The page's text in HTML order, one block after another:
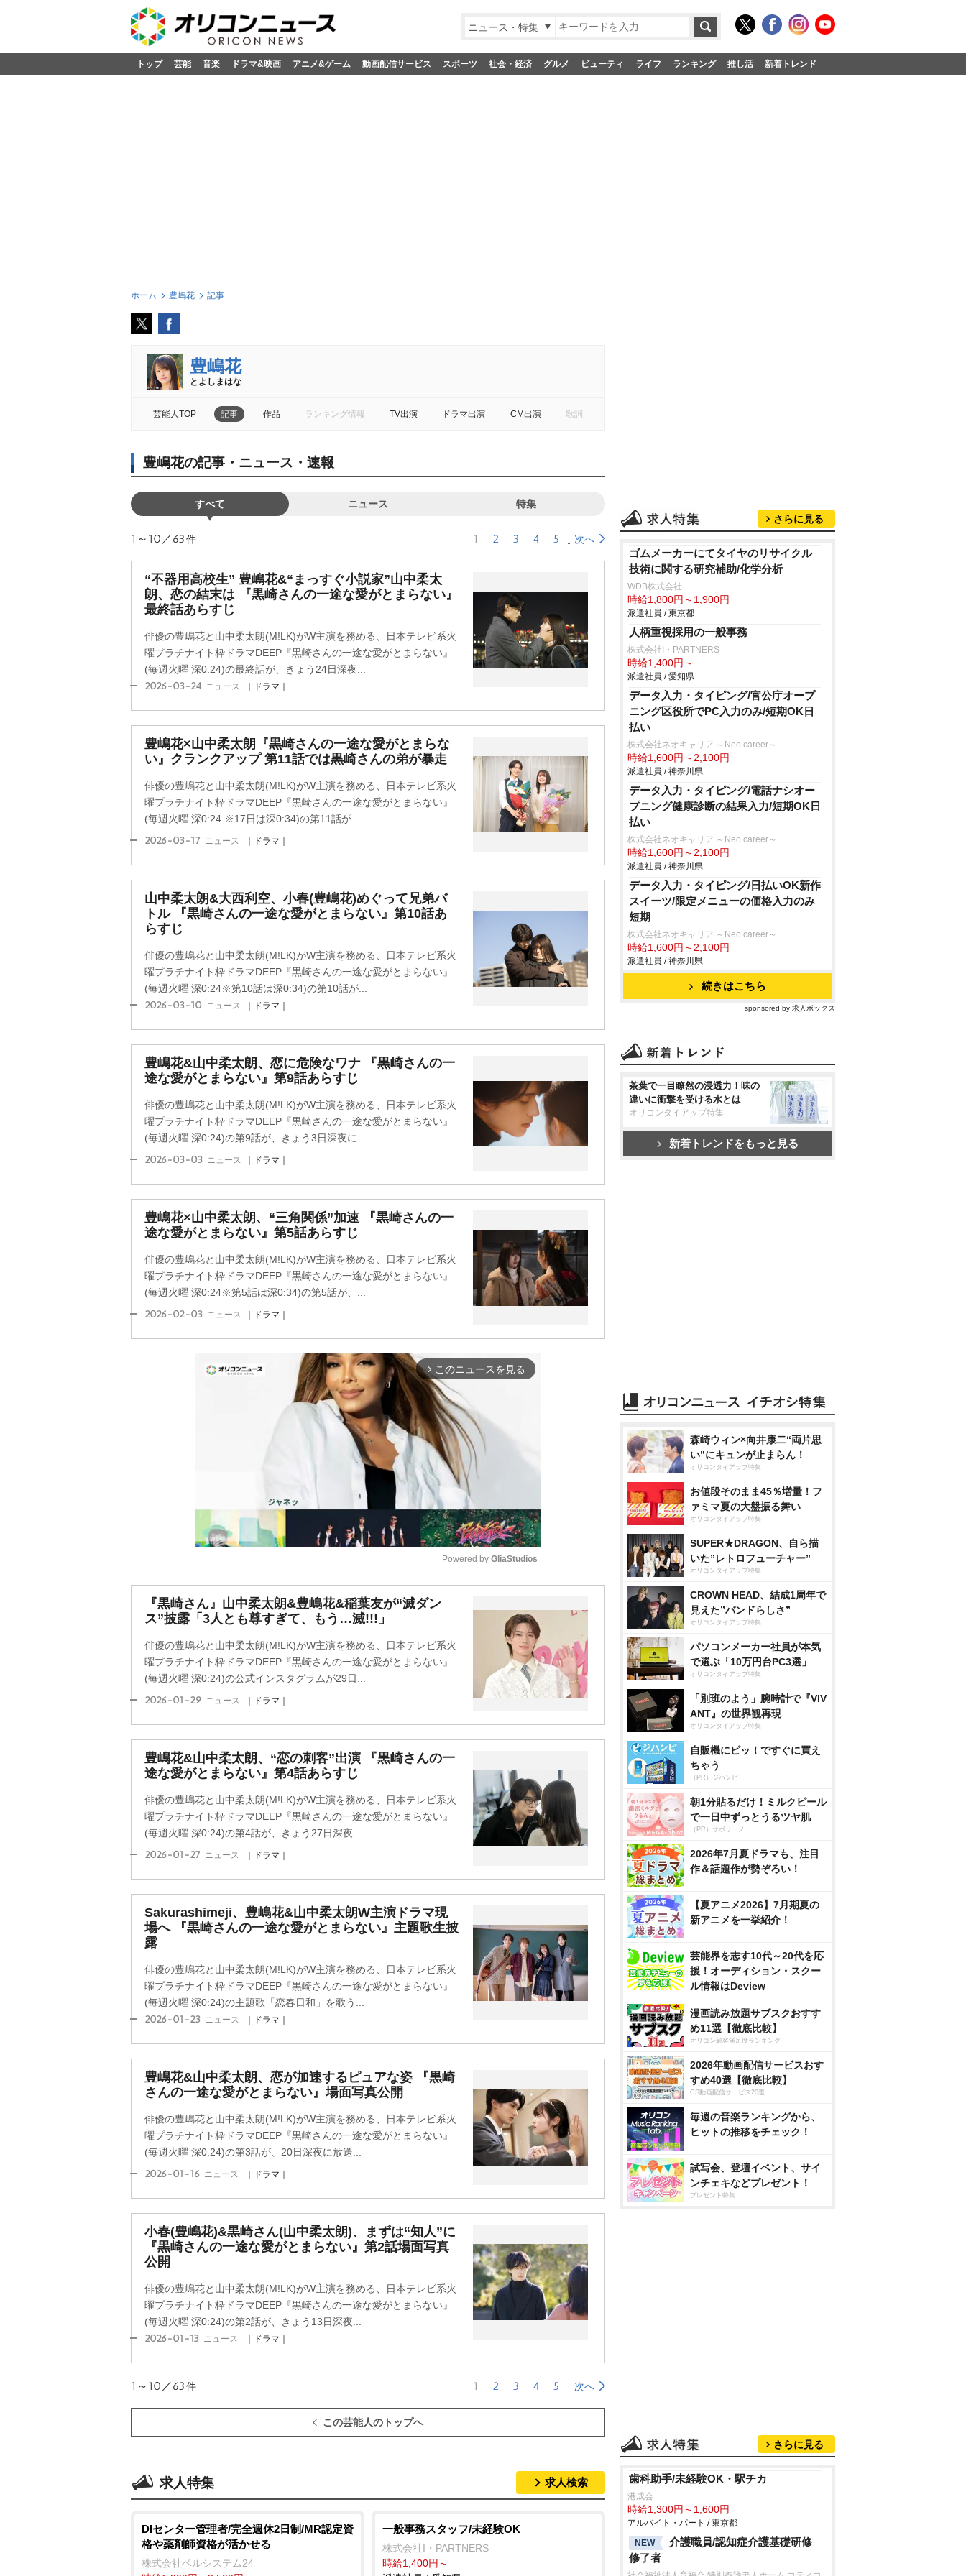
ニュース・特集
トップ 芸能 音楽 ドラマ&映画 アニメ&ゲーム 動画配信サービス スポーツ 社会・経済 グルメ ビューティ ライフ ランキング 推し活 新着トレンド
ホーム 豊嶋花 記事
豊嶋花
とよしまはな
芸能人TOP 記事 作品 ランキング情報 TV出演 ドラマ出演 CM出演 歌詞
豊嶋花の記事・ニュース・速報
すべて ニュース 特集
1～10／63件 1 2 3 4 5 次へ
“不器用高校生” 豊嶋花&“まっすぐ小説家”山中柔太
朗、恋の結末は 『黒崎さんの一途な愛がとまらない』
最終話あらすじ
俳優の豊嶋花と山中柔太朗(M!LK)がW主演を務める、日本テレビ系火
曜プラチナイト枠ドラマDEEP『黒崎さんの一途な愛がとまらない』
(毎週火曜 深0:24)の最終話が、きょう24日深夜...
2026-03-24 ニュース ｜ドラマ｜
豊嶋花×山中柔太朗『黒崎さんの一途な愛がとまらな
い』クランクアップ 第11話では黒崎さんの弟が暴走
俳優の豊嶋花と山中柔太朗(M!LK)がW主演を務める、日本テレビ系火
曜プラチナイト枠ドラマDEEP『黒崎さんの一途な愛がとまらない』
(毎週火曜 深0:24 ※17日は深0:34)の第11話が...
2026-03-17 ニュース ｜ドラマ｜
山中柔太朗&大西利空、小春(豊嶋花)めぐって兄弟バ
トル 『黒崎さんの一途な愛がとまらない』第10話あ
らすじ
俳優の豊嶋花と山中柔太朗(M!LK)がW主演を務める、日本テレビ系火
曜プラチナイト枠ドラマDEEP『黒崎さんの一途な愛がとまらない』
(毎週火曜 深0:24※第10話は深0:34)の第10話が...
2026-03-10 ニュース ｜ドラマ｜
豊嶋花&山中柔太朗、恋に危険なワナ 『黒崎さんの一
途な愛がとまらない』第9話あらすじ
俳優の豊嶋花と山中柔太朗(M!LK)がW主演を務める、日本テレビ系火
曜プラチナイト枠ドラマDEEP『黒崎さんの一途な愛がとまらない』
(毎週火曜 深0:24)の第9話が、きょう3日深夜に...
2026-03-03 ニュース ｜ドラマ｜
豊嶋花×山中柔太朗、“三角関係”加速 『黒崎さんの一
途な愛がとまらない』第5話あらすじ
俳優の豊嶋花と山中柔太朗(M!LK)がW主演を務める、日本テレビ系火
曜プラチナイト枠ドラマDEEP『黒崎さんの一途な愛がとまらない』
(毎週火曜 深0:24※第5話は深0:34)の第5話が、...
2026-02-03 ニュース ｜ドラマ｜
arrow_forward_ios このニュースを見る
Powered by GliaStudios
『黒崎さん』山中柔太朗&豊嶋花&稲葉友が“滅ダン
ス”披露「3人とも尊すぎて、もう…滅!!!」
俳優の豊嶋花と山中柔太朗(M!LK)がW主演を務める、日本テレビ系火
曜プラチナイト枠ドラマDEEP『黒崎さんの一途な愛がとまらない』
(毎週火曜 深0:24)の公式インスタグラムが29日...
2026-01-29 ニュース ｜ドラマ｜
豊嶋花&山中柔太朗、“恋の刺客”出演 『黒崎さんの一
途な愛がとまらない』第4話あらすじ
俳優の豊嶋花と山中柔太朗(M!LK)がW主演を務める、日本テレビ系火
曜プラチナイト枠ドラマDEEP『黒崎さんの一途な愛がとまらない』
(毎週火曜 深0:24)の第4話が、きょう27日深夜...
2026-01-27 ニュース ｜ドラマ｜
Sakurashimeji、豊嶋花&山中柔太朗W主演ドラマ現
場へ 『黒崎さんの一途な愛がとまらない』主題歌生披
露
俳優の豊嶋花と山中柔太朗(M!LK)がW主演を務める、日本テレビ系火
曜プラチナイト枠ドラマDEEP『黒崎さんの一途な愛がとまらない』
(毎週火曜 深0:24)の主題歌「恋春日和」を歌う...
2026-01-23 ニュース ｜ドラマ｜
豊嶋花&山中柔太朗、恋が加速するピュアな姿 『黒崎
さんの一途な愛がとまらない』場面写真公開
俳優の豊嶋花と山中柔太朗(M!LK)がW主演を務める、日本テレビ系火
曜プラチナイト枠ドラマDEEP『黒崎さんの一途な愛がとまらない』
(毎週火曜 深0:24)の第3話が、20日深夜に放送...
2026-01-16 ニュース ｜ドラマ｜
小春(豊嶋花)&黒崎さん(山中柔太朗)、まずは“知人”に
『黒崎さんの一途な愛がとまらない』第2話場面写真
公開
俳優の豊嶋花と山中柔太朗(M!LK)がW主演を務める、日本テレビ系火
曜プラチナイト枠ドラマDEEP『黒崎さんの一途な愛がとまらない』
(毎週火曜 深0:24)の第2話が、きょう13日深夜...
2026-01-13 ニュース ｜ドラマ｜
1～10／63件 1 2 3 4 5 次へ
この芸能人のトップへ
求人特集 求人検索
DIセンター管理者/完全週休2日制/MR認定資
格や薬剤師資格が活かせる
株式会社ベルシステム24
一般事務スタッフ/未経験OK
株式会社I・PARTNERS
時給1,400円～
さらに見る
ゴムメーカーにてタイヤのリサイクル
技術に関する研究補助/化学分析
WDB株式会社
時給1,800円～1,900円
派遣社員 / 東京都
人柄重視採用の一般事務
株式会社I・PARTNERS
時給1,400円～
派遣社員 / 愛知県
データ入力・タイピング/官公庁オープ
ニング区役所でPC入力のみ/短期OK日
払い
株式会社ネオキャリア ～Neo career～
時給1,600円～2,100円
派遣社員 / 神奈川県
データ入力・タイピング/電話ナシオー
プニング健康診断の結果入力/短期OK日
払い
株式会社ネオキャリア ～Neo career～
時給1,600円～2,100円
派遣社員 / 神奈川県
データ入力・タイピング/日払いOK新作
スイーツ/限定メニューの価格入力のみ
短期
株式会社ネオキャリア ～Neo career～
時給1,600円～2,100円
派遣社員 / 神奈川県
続きはこちら
sponsored by 求人ボックス
茶葉で一目瞭然の浸透力！味の
違いに衝撃を受ける水とは
オリコンタイアップ特集
新着トレンドをもっと見る
森崎ウィン×向井康二“両片思
い”にキュンが止まらん！
オリコンタイアップ特集
お値段そのまま45％増量！フ
ァミマ夏の大盤振る舞い
オリコンタイアップ特集
SUPER★DRAGON、自ら描
いた”レトロフューチャー”
オリコンタイアップ特集
CROWN HEAD、結成1周年で
見えた”バンドらしさ”
オリコンタイアップ特集
パソコンメーカー社員が本気
で選ぶ「10万円台PC3選」
オリコンタイアップ特集
「別班のよう」腕時計で『VIV
ANT』の世界観再現
オリコンタイアップ特集
自販機にピッ！ですぐに買え
ちゃう
（PR）ジハンピ
朝1分貼るだけ！ミルクピール
で一日中ずっとうるツヤ肌
（PR）サボリーノ
2026年7月夏ドラマも、注目
作＆話題作が勢ぞろい！
【夏アニメ2026】7月期夏の
新アニメを一挙紹介！
芸能界を志す10代～20代を応
援！オーディション・スクー
ル情報はDeview
漫画読み放題サブスクおすす
め11選【徹底比較】
オリコン顧客満足度ランキング
2026年動画配信サービスおす
すめ40選【徹底比較】
CS動画配信サービス20選
毎週の音楽ランキングから、
ヒットの推移をチェック！
試写会、登壇イベント、サイ
ンチェキなどプレゼント！
プレゼント特集
さらに見る
歯科助手/未経験OK・駅チカ
港成会
時給1,300円～1,600円
アルバイト・パート / 東京都
NEW
介護職員/認知症介護基礎研修
修了者